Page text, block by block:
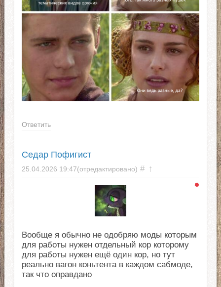
Ответить
Седар Пофигист
25.04.2026 19:47(отредактировано) # ↑
Вообще я обычно не одобряю моды которым
для работы нужен отдельный кор которому
для работы нужен ещё один кор, но тут
реально вагон коньтента в каждом сабмоде,
так что оправдано